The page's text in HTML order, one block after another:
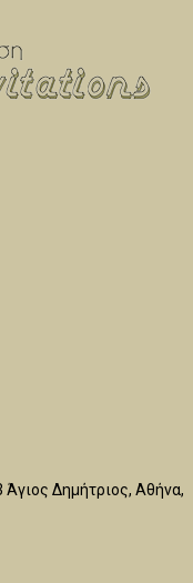
Δημήτριος, Αθήνα,